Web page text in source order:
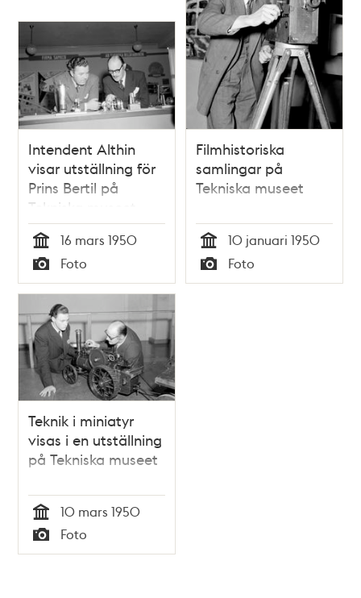
Intendent Althin
visar utställning för
Prins Bertil på
Tekniska museet
Tid
16 mars 1950
Typ
Foto
Filmhistoriska
samlingar på
Tekniska museet
Tid
10 januari 1950
Typ
Foto
Teknik i miniatyr
visas i en utställning
på Tekniska museet
Tid
10 mars 1950
Typ
Foto